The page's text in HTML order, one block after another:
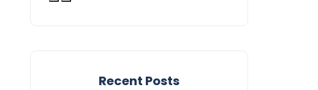
Recent Posts